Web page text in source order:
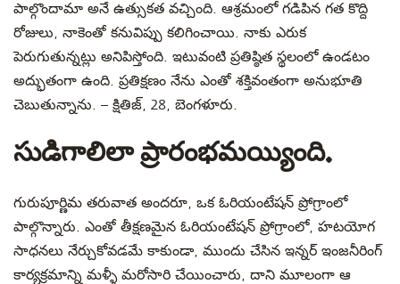
పాల్గొందామా అనే ఉత్సుకత వచ్చింది. ఆశ్రమంలో గడిపిన గత కొద్ది
రోజులు, నాకెంతో కనువిప్పు కలిగించాయి. నాకు ఎరుక
పెరుగుతున్నట్లు అనిపిస్తోంది. ఇటువంటి ప్రతిష్ఠిత స్థలంలో ఉండటం
అద్భుతంగా ఉంది. ప్రతిక్షణం నేను ఎంతో శక్తివంతంగా అనుభూతి
చెబుతున్నాను. – క్షితిజ్, 28, బెంగళూరు.
సుడిగాలిలా ప్రారంభమయ్యింది.
గురుపూర్ణిమ తరువాత అందరూ, ఒక ఓరియంటేషన్ ప్రోగ్రాంలో
పాల్గొన్నారు. ఎంతో తీక్షణమైన ఓరియంటేషన్ ప్రోగ్రాంలో, హటయోగ
సాధనలు నేర్చుకోవడమే కాకుండా, ముందు చేసిన ఇన్నర్ ఇంజనీరింగ్
కార్యక్రమాన్ని మళ్ళీ మరోసారి చేయించారు, దాని మూలంగా ఆ